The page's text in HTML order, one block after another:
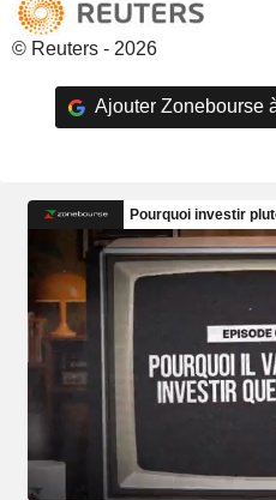
© Reuters - 2026
Ajouter Zonebourse